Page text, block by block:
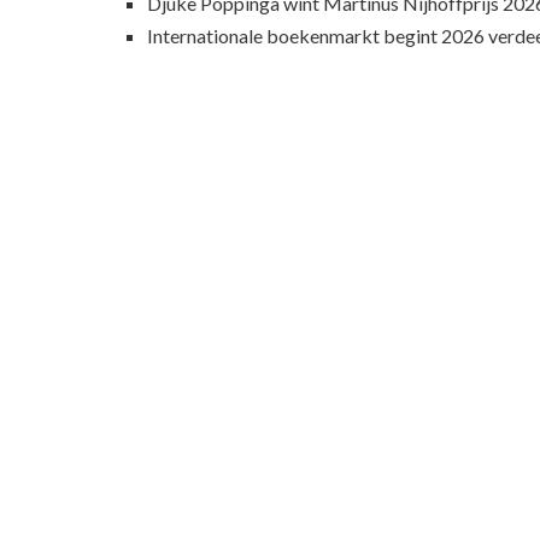
Internationale boekenmarkt begint 2026